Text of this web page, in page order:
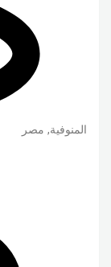
المنوفية, مصر